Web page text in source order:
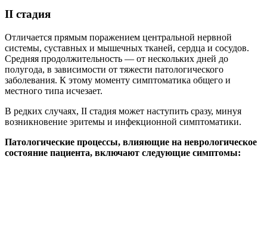
II стадия
Отличается прямым поражением центральной нервной
системы, суставных и мышечных тканей, сердца и сосудов.
Средняя продолжительность — от нескольких дней до
полугода, в зависимости от тяжести патологического
заболевания. К этому моменту симптоматика общего и
местного типа исчезает.
В редких случаях, II стадия может наступить сразу, минуя
возникновение эритемы и инфекционной симптоматики.
Патологические процессы, влияющие на неврологическое
состояние пациента, включают следующие симптомы: